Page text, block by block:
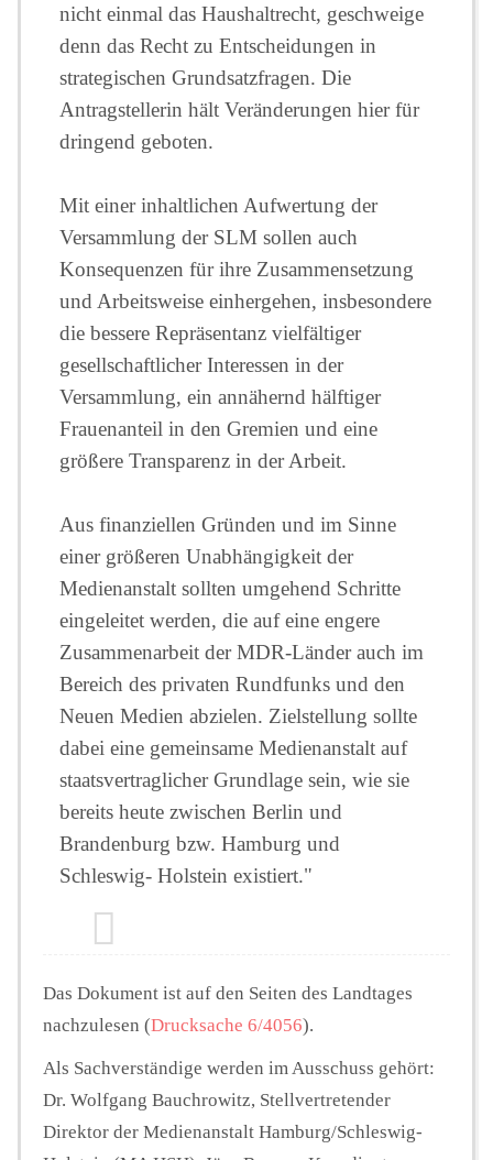
nicht einmal das Haushaltrecht, geschweige
denn das Recht zu Entscheidungen in
strategischen Grundsatzfragen. Die
Antragstellerin hält Veränderungen hier für
dringend geboten.
Mit einer inhaltlichen Aufwertung der
Versammlung der SLM sollen auch
Konsequenzen für ihre Zusammensetzung
und Arbeitsweise einhergehen, insbesondere
die bessere Repräsentanz vielfältiger
gesellschaftlicher Interessen in der
Versammlung, ein annähernd hälftiger
Frauenanteil in den Gremien und eine
größere Transparenz in der Arbeit.
Aus finanziellen Gründen und im Sinne
einer größeren Unabhängigkeit der
Medienanstalt sollten umgehend Schritte
eingeleitet werden, die auf eine engere
Zusammenarbeit der MDR-Länder auch im
Bereich des privaten Rundfunks und den
Neuen Medien abzielen. Zielstellung sollte
dabei eine gemeinsame Medienanstalt auf
staatsvertraglicher Grundlage sein, wie sie
bereits heute zwischen Berlin und
Brandenburg bzw. Hamburg und
Schleswig- Holstein existiert."
Das Dokument ist auf den Seiten des Landtages
nachzulesen (Drucksache 6/4056).
Als Sachverständige werden im Ausschuss gehört:
Dr. Wolfgang Bauchrowitz, Stellvertretender
Direktor der Medienanstalt Hamburg/Schleswig-